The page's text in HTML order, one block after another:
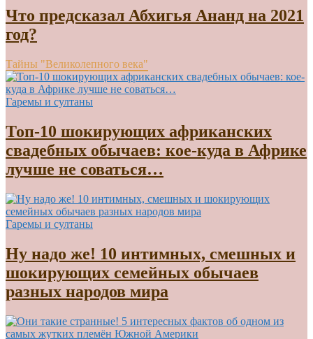
Что предсказал Абхигья Ананд на 2021
год?
Тайны "Великолепного века"
Гаремы и султаны
Топ-10 шокирующих африканских
свадебных обычаев: кое-куда в Африке
лучше не соваться…
Гаремы и султаны
Ну надо же! 10 интимных, смешных и
шокирующих семейных обычаев
разных народов мира